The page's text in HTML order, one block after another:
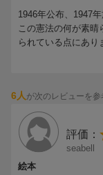
1946年公布、1947
この憲法の何が素
られている点にあり
9条1項の戦争放棄
武力による平和が謳
を保持しています。
武力による平和、軍
現政権は殺傷武器輸
が、人殺しに加担
自衛隊は自衛隊法に
6人 が次のレビューを
評価：
seabell
絵本